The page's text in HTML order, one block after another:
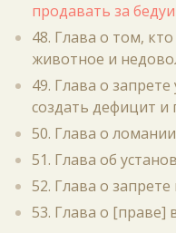
продавать за
48. Глава о том,
животное и
49. Глава о
создать дефицит и
50. Глава о
51. Глава об
52. Глава о
53. Глава о [праве]